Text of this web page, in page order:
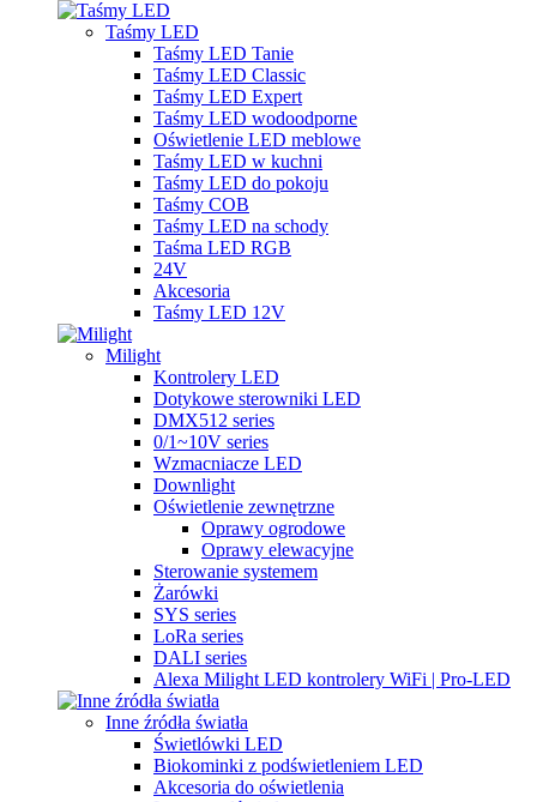
Taśmy LED
Taśmy LED Tanie
Taśmy LED Classic
Taśmy LED Expert
Taśmy LED wodoodporne
Oświetlenie LED meblowe
Taśmy LED w kuchni
Taśmy LED do pokoju
Taśmy COB
Taśmy LED na schody
Taśma LED RGB
24V
Akcesoria
Taśmy LED 12V
Milight
Kontrolery LED
Dotykowe sterowniki LED
DMX512 series
0/1~10V series
Wzmacniacze LED
Downlight
Oświetlenie zewnętrzne
Oprawy ogrodowe
Oprawy elewacyjne
Sterowanie systemem
Żarówki
SYS series
LoRa series
DALI series
Alexa Milight LED kontrolery WiFi | Pro-LED
Inne źródła światła
Świetlówki LED
Biokominki z podświetleniem LED
Akcesoria do oświetlenia